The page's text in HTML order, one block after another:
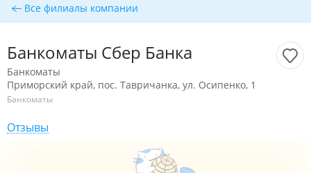
Все филиалы компании
Банкоматы Сбер Банка
Банкоматы
Приморский край, пос. Тавричанка, ул. Осипенко, 1
Банкоматы
Отзывы